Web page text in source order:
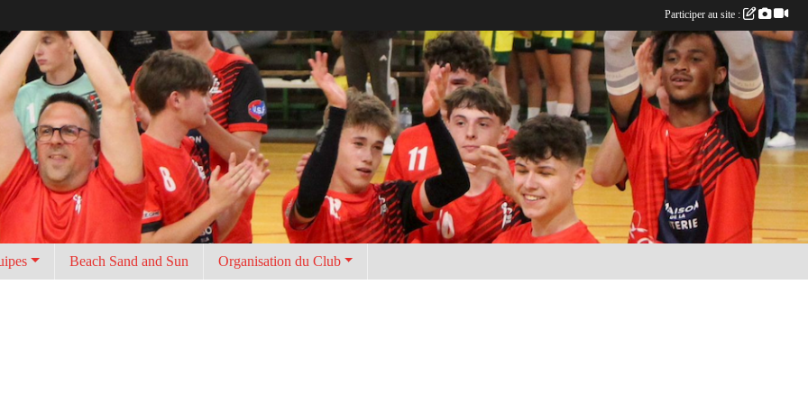
Beach Sand and Sun Organisation du Club
Participer au site :